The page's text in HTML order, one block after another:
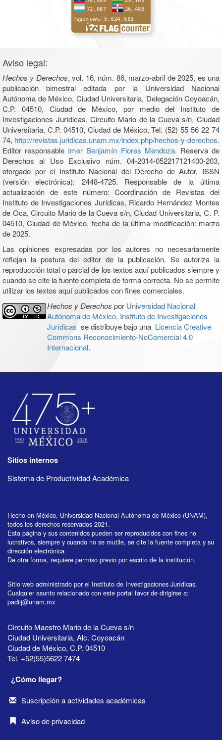
Aviso legal:
Hechos y Derechos, vol. 16, núm. 86, marzo-abril de 2025, es una
publicación bimestral editada por la Universidad Nacional
Autónoma de México, Ciudad Universitaria, Delegación Coyoacán,
C.P. 04510, Ciudad de México, por medio del Instituto de
Investigaciones Jurídicas, Circuito Mario de la Cueva s/n, Ciudad
Universitaria, C.P. 04510, Ciudad de México, Tel. (52) 55 56 22 74
74, http://revistas.juridicas.unam.mx/index.php/hechos-y-derechos.
Editor responsable Imer Benjamín Flores Mendoza. Reserva de
Derechos al Uso Exclusivo núm. 04-2014-052217121400-203,
otorgado por el Instituto Nacional del Derecho de Autor, ISSN
(versión electrónica): 2448-4725. Responsable de la última
actualización de este número: Coordinación de Revistas del
Instituto de Investigaciones Jurídicas, Ricardo Hernández Montes
de Oca, Circuito Mario de la Cueva s/n, Ciudad Universitaria, C. P.
04510, Ciudad de México, fecha de la última modificación: marzo
de 2025.
Las opiniones expresadas por los autores no necesariamente
reflejan la postura del editor de la publicación. Se autoriza la
reproducción total o parcial de los textos aquí publicados siempre y
cuando se cite la fuente completa de forma correcta. No se permite
utilizar los textos aquí publicados con fines comerciales.
Hechos y Derechos por Universidad Nacional
Autónoma de México, Instituto de Investigaciones
Jurídicas se distribuye bajo una Licencia Creative
Commons Reconocimiento-NoComercial 4.0
Internacional.
Sitios internos
Sistema de Productividad Académica
Hecho en México, Universidad Nacional Autónoma de México (UNAM),
todos los derechos reservados 2021.
Esta página y sus contenidos pueden ser reproducidos con fines no
lucrativos, siempre y cuando no se mutile, se cite la fuente completa y su
dirección electrónica.
De otra forma, requiere permiso previo por escrito de la institución.
Sitio web administrado por el Instituto de Investigaciones Jurídicas.
Cualquier asunto relacionado con este portal favor de dirigirse a:
padiij@unam.mx
Circuito Maestro Mario de la Cueva s/n
Ciudad Universitaria, Alc. Coyoacán
Ciudad de México, C.P. 04510
Tel. +52(55)5622 7474
¿Cómo llegar?
Suscripción a actividades académicas
Aviso de privacidad